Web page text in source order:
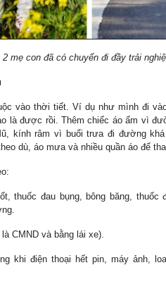
2 mẹ con đã có chuyến đi đầy trải
vào thời tiết. Ví dụ như mình đi
là được rồi. Thêm chiếc áo ấm vì
kính râm vì buổi trưa đi đường
dù, áo mưa và nhiều quần áo để
thuốc đau bụng, bông băng,
CMND và bằng lái xe).
khi điện thoại hết pin, máy ảnh,